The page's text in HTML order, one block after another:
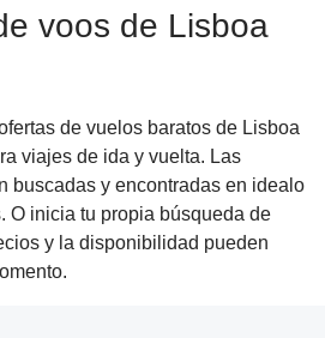
voos de Lisboa
de vuelos baratos de Lisboa
viajes de ida y vuelta. Las
buscadas y encontradas en idealo
O inicia tu propia búsqueda de
y la disponibilidad pueden